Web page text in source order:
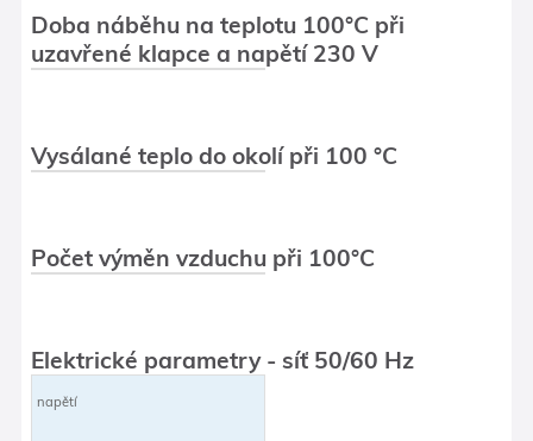
Doba náběhu na teplotu 100°C při
uzavřené klapce a napětí 230 V
Vysálané teplo do okolí při 100 °C
Počet výměn vzduchu při 100°C
Elektrické parametry - síť 50/60 Hz
napětí